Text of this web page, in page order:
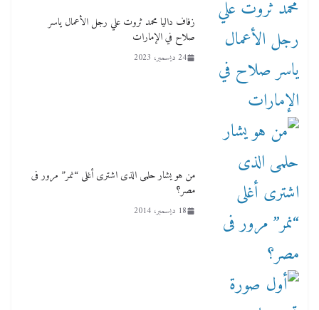
زفاف داليا محمد ثروت علي رجل الأعمال ياسر
صلاح في الإمارات
24 ديسمبر، 2023
من هو يشار حلمى الذى اشترى أغلى “نمر” مرور فى
مصر؟
18 ديسمبر، 2014